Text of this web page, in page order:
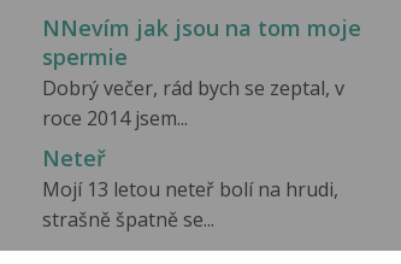
NNevím jak jsou na tom moje
spermie
Dobrý večer, rád bych se zeptal, v
roce 2014 jsem...
Neteř
Mojí 13 letou neteř bolí na hrudi,
strašně špatně se...